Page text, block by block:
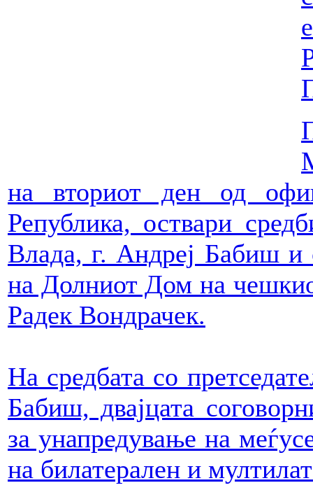
на вториот ден од
Република, оствари
Влада, г. Андреј Бабиш и
на Долниот Дом на
Радек Вондрачек.
На средбата со
Бабиш, двајцата
за унапредување на
на билатерален и